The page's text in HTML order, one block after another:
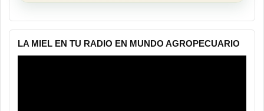
LA MIEL EN TU RADIO EN MUNDO AGROPECUARIO